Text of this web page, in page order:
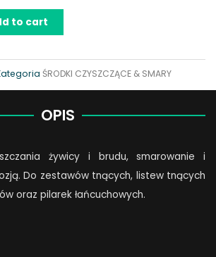
to cart
ŚRODKI CZYSZCZĄCE & SMARY
OPIS
żywicy i brudu, smarowanie i
Do zestawów tnących, listew tnących
oraz pilarek łańcuchowych.